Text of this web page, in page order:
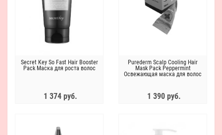
Secret Key So Fast Hair Booster
Pack Маска для роста волос
1 374 руб.
Purederm Scalp Cooling Hair
Mask Pack Peppermint
Освежающая маска для волос
1 390 руб.